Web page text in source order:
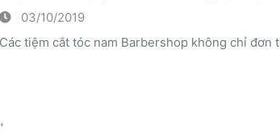
03/10/2019
Các tiệm cắt tóc nam Barbershop không chỉ